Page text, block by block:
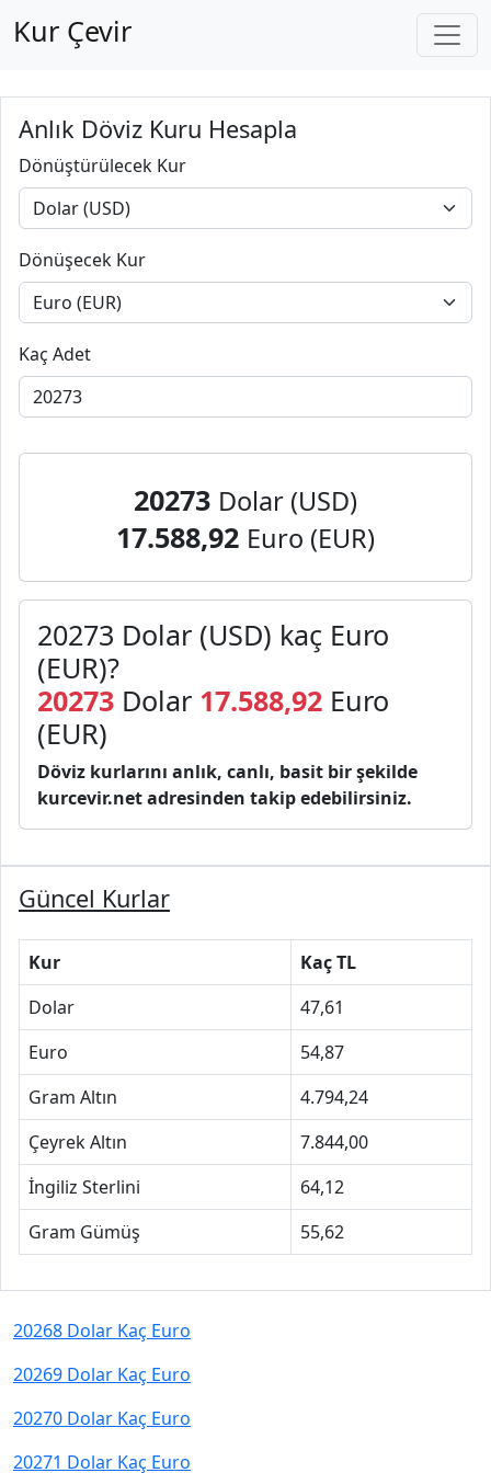
Kur Çevir
Anlık Döviz Kuru Hesapla
Dönüştürülecek Kur
Dönüşecek Kur
Kaç Adet
20273 Dolar (USD)
17.588,92 Euro (EUR)
20273 Dolar (USD) kaç Euro
(EUR)?
20273 Dolar 17.588,92 Euro
(EUR)
Döviz kurlarını anlık, canlı, basit bir şekilde
kurcevir.net adresinden takip edebilirsiniz.
Güncel Kurlar
Kur
Kaç TL
Dolar
47,61
Euro
54,87
Gram Altın
4.794,24
Çeyrek Altın
7.844,00
İngiliz Sterlini
64,12
Gram Gümüş
55,62
20268 Dolar Kaç Euro
20269 Dolar Kaç Euro
20270 Dolar Kaç Euro
20271 Dolar Kaç Euro